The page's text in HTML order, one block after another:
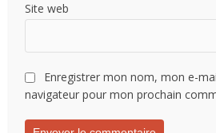
Site web
Enregistrer mon nom, mon e-
navigateur pour mon prochain